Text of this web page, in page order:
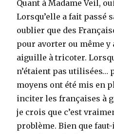
Quant à Madame Veil,
Lorsqu’elle a fait passé
oublier que des
pour avorter ou même y
aiguille à tricoter.
n’étaient pas utilisées…
moyens ont été mis en
inciter les françaises à
je crois que c’est
problème. Bien que